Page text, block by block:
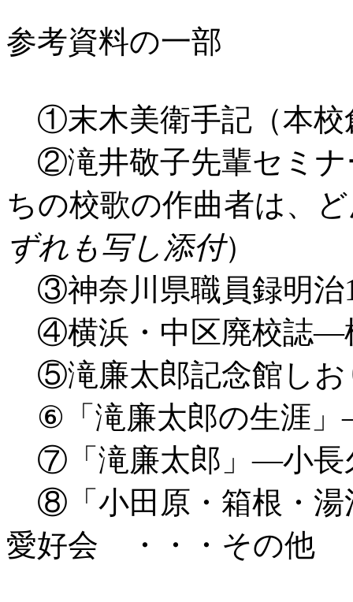
参考資料の一部
①末木美衛手記（本校
②滝井敬子先輩セミナ
ちの校歌の作曲者は、
ずれも写し添付）
③神奈川県職員録明治
④横浜・中区廃校誌―
⑤滝廉太郎記念館
⑥「滝廉太郎の生涯
⑦「滝廉太郎」―小
⑧「小田原・箱根・湯
愛好会 ・・・その他